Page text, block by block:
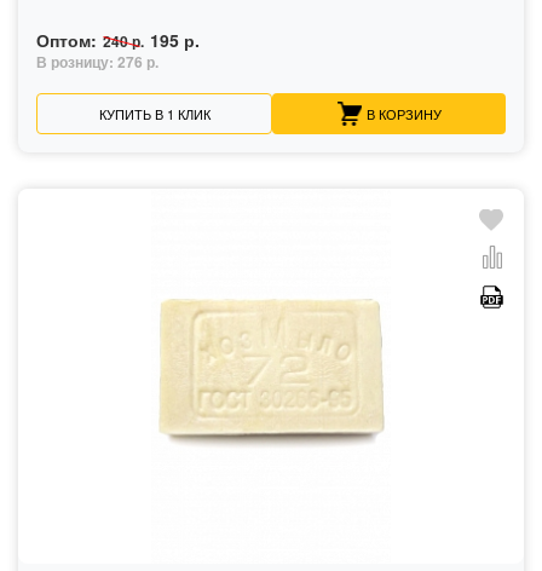
Оптом: 240 р. 195 р.
В розницу: 276 р.
КУПИТЬ В 1 КЛИК В КОРЗИНУ